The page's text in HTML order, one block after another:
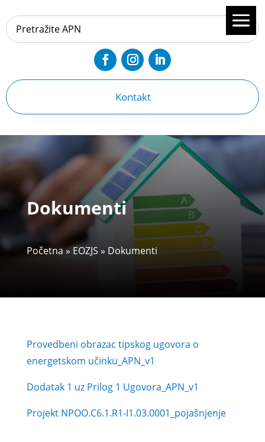
Kontakt
Dokumenti
Početna»EOZJS » Dokumenti
Provedbeni obrazac tipskog ugovora o
energetskom učinku_APN_v1
Dodatak 1 uz Prilog 1 Ugovora_APN_v1
Projekt NPOO.C6.1.R1-I1.03.0001_ pojašnjenje